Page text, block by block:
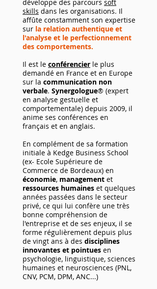
développe des parcours soft
skills dans les organisations. Il
affûte constamment son expertise
sur la relation authentique et
l'analyse et le perfectionnement
des comportements.
Il est le conférencier le plus
demandé en France et en Europe
sur la communication non
verbale. Synergologue® (expert
en analyse gestuelle et
comportementale) depuis 2009, il
anime ses conférences en
français et en anglais.
En complément de sa formation
initiale à Kedge Business School
(ex- Ecole Supérieure de
Commerce de Bordeaux) en
économie, management et
ressources humaines et quelques
années passées dans le secteur
privé, ce qui lui confère une très
bonne compréhension de
l'entreprise et de ses enjeux, il se
forme régulièrement depuis plus
de vingt ans à des disciplines
innovantes et pointues en
psychologie, linguistique, sciences
humaines et neurosciences (PNL,
CNV, PCM, DPM, ANC...)